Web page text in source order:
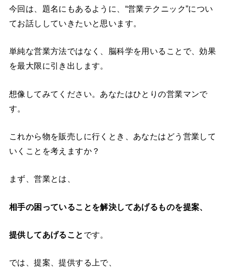
今回は、題名にもあるように、“営業テクニック”につい
てお話ししていきたいと思います。
単純な営業方法ではなく、脳科学を用いることで、効果
を最大限に引き出します。
想像してみてください。あなたはひとりの営業マンで
す。
これから物を販売しに行くとき、あなたはどう営業して
いくことを考えますか？
まず、営業とは、
相手の困っていることを解決してあげるものを提案、
提供してあげること です。
では、提案、提供する上で、